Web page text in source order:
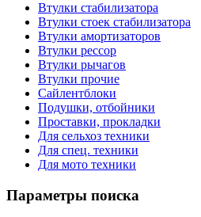
Втулки стабилизатора
Втулки стоек стабилизатора
Втулки амортизаторов
Втулки рессор
Втулки рычагов
Втулки прочие
Сайлентблоки
Подушки, отбойники
Проставки, прокладки
Для сельхоз техники
Для спец. техники
Для мото техники
Параметры поиска